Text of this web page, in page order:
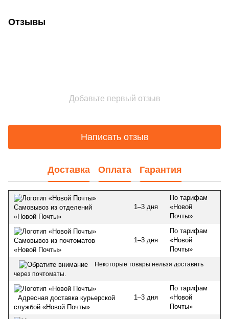
Отзывы
Добавьте первый отзыв
Написать отзыв
Доставка Оплата Гарантия
Самовывоз из отделений
«Новой Почты»
1–3 дня
По тарифам
«Новой
Почты»
Самовывоз из почтоматов
«Новой Почты»
1–3 дня
По тарифам
«Новой
Почты»
Некоторые товары нельзя доставить
через почтоматы.
Адресная доставка курьерской
службой «Новой Почты»
1–3 дня
По тарифам
«Новой
Почты»